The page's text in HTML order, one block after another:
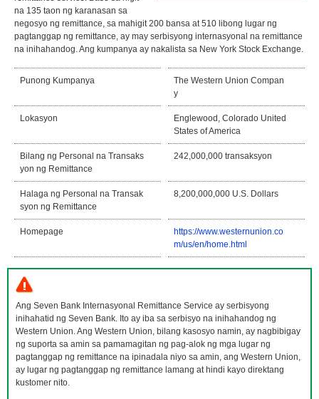
na 135 taon ng karanasan sa
negosyo ng remittance, sa mahigit 200 bansa at 510 libong lugar ng
pagtanggap ng remittance, ay may serbisyong internasyonal na remittance
na inihahandog. Ang kumpanya ay nakalista sa New York Stock Exchange.
Punong Kumpanya
The Western Union Compan
y
Lokasyon
Englewood, Colorado United
States of America
Bilang ng Personal na Transaks
yon ng Remittance
242,000,000 transaksyon
Halaga ng Personal na Transak
syon ng Remittance
8,200,000,000 U.S. Dollars
Homepage
https://www.westernunion.co
m/us/en/home.html
Ang Seven Bank Internasyonal Remittance Service ay serbisyong
inihahatid ng Seven Bank. Ito ay iba sa serbisyo na inihahandog ng
Western Union. Ang Western Union, bilang kasosyo namin, ay nagbibigay
ng suporta sa amin sa pamamagitan ng pag-alok ng mga lugar ng
pagtanggap ng remittance na ipinadala niyo sa amin, ang Western Union,
ay lugar ng pagtanggap ng remittance lamang at hindi kayo direktang
kustomer nito.